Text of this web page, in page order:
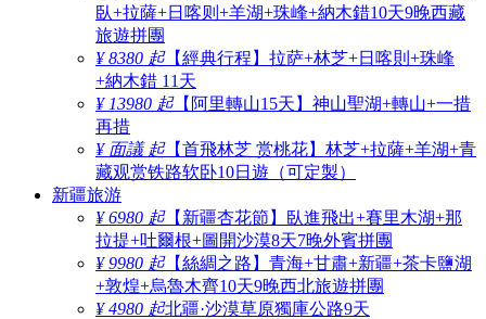
臥+拉薩+日喀则+羊湖+珠峰+納木錯10天9晚西藏
旅遊拼團
¥ 8380 起【經典行程】拉萨+林芝+日喀則+珠峰
+納木錯 11天
¥ 13980 起【阿里轉山15天】神山聖湖+轉山+一措
再措
¥ 面議 起【首飛林芝 赏桃花】林芝+拉薩+羊湖+青
藏观赏铁路软卧10日遊（可定製）
新疆旅游
¥ 6980 起【新疆杏花節】臥進飛出+賽里木湖+那
拉提+吐爾根+圖開沙漠8天7晚外賓拼團
¥ 9980 起【絲綢之路】青海+甘肅+新疆+茶卡鹽湖
+敦煌+烏魯木齊10天9晚西北旅遊拼團
¥ 4980 起北疆·沙漠草原獨庫公路9天